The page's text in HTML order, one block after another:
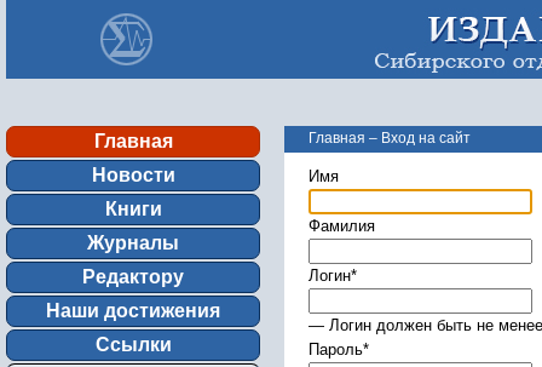
Главная
Новости
Книги
Журналы
Редактору
Наши достижения
Ссылки
Главная – Вход на сайт
Имя
Фамилия
Логин*
— Логин должен быть не
Пароль*